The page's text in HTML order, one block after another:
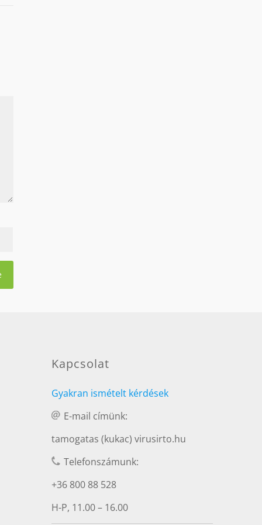
Kapcsolat
Gyakran ismételt kérdések
E-mail címünk:
tamogatas (kukac) virusirto.hu
Telefonszámunk:
+36 800 88 528
H-P, 11.00 – 16.00